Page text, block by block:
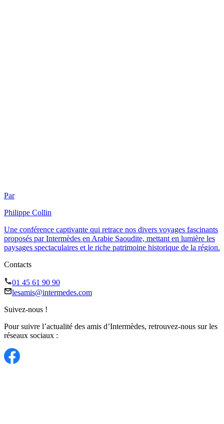
Par
Philippe Collin
Une conférence captivante qui retrace nos divers voyages fascinants
proposés par Intermèdes en Arabie Saoudite, mettant en lumière les
paysages spectaculaires et le riche patrimoine historique de la région.
Contacts
01 45 61 90 90
lesamis@intermedes.com
Suivez-nous !
Pour suivre l’actualité des amis d’Intermèdes, retrouvez-nous sur les
réseaux sociaux :